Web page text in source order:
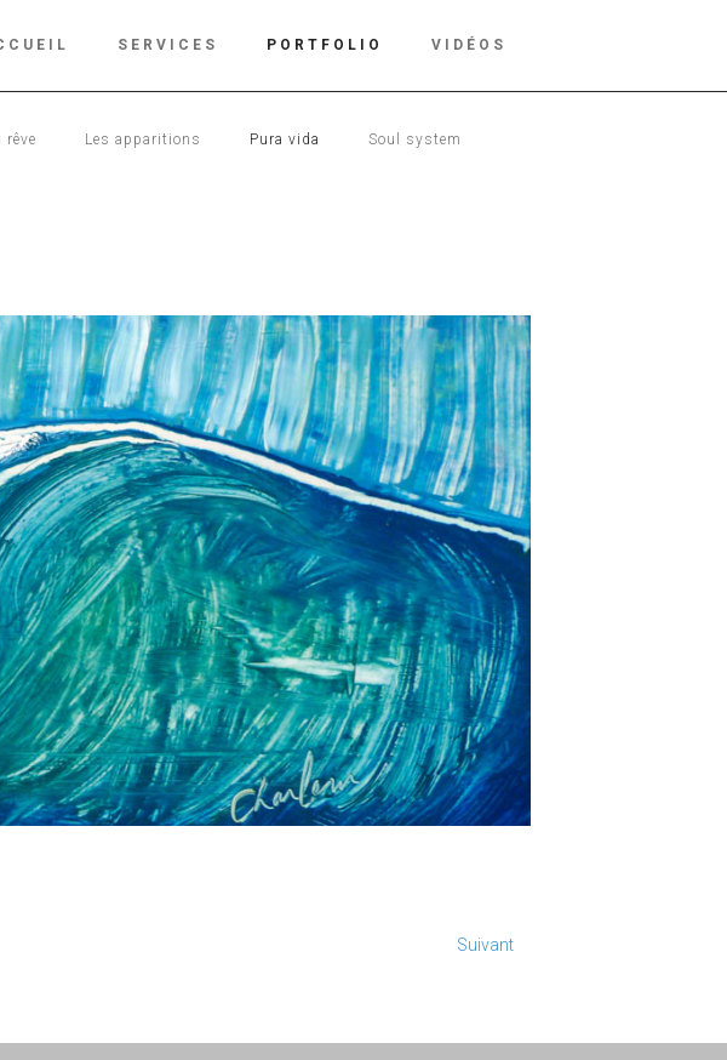
SERVICES PORTFOLIO VIDÉOS
rêve Les apparitions Pura vida
Soul system
Suivant